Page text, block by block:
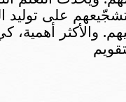
على توليد
والأكثر